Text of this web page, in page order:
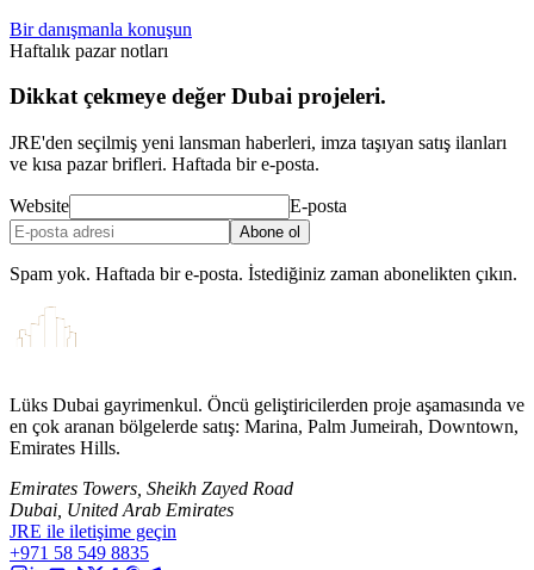
Bir danışmanla konuşun
Haftalık pazar notları
Dikkat çekmeye değer Dubai projeleri.
JRE'den seçilmiş yeni lansman haberleri, imza taşıyan satış ilanları
ve kısa pazar brifleri. Haftada bir e-posta.
Website E-posta
Abone ol
Spam yok. Haftada bir e-posta. İstediğiniz zaman abonelikten çıkın.
Lüks Dubai gayrimenkul. Öncü geliştiricilerden proje aşamasında ve
en çok aranan bölgelerde satış: Marina, Palm Jumeirah, Downtown,
Emirates Hills.
Emirates Towers, Sheikh Zayed Road
Dubai, United Arab Emirates
JRE ile iletişime geçin
+971 58 549 8835